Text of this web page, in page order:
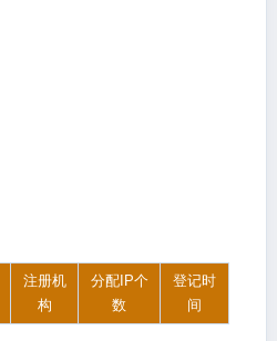
注册机
构
分配IP个
数
登记时
间